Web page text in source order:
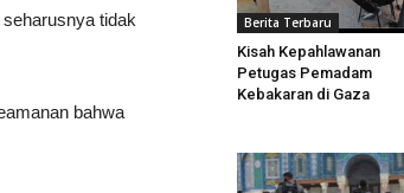
tidak
bahwa
Berita Terbaru
Kisah Kepahlawanan
Petugas Pemadam
Kebakaran di Gaza